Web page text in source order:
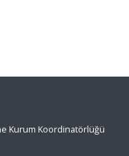
Kurum Koordinatörlüğü